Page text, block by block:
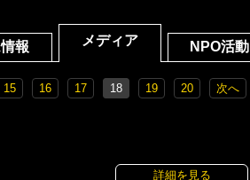
報 メディア NPO活動
15 16 17 18 19 20 次へ
詳細を見る